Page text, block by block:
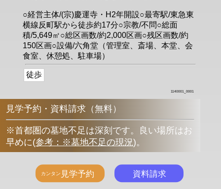
○経営主体/(宗)慶運寺・H2年開設○最寄駅/東急東
横線反町駅から徒歩約17分○宗教/不問○総面
積/5,649㎡○総区画数/約2,000区画○残区画数/約
150区画○設備/六角堂（管理室、斎場、本堂、会
食室、休憩処、駐車場）
徒歩
1140001_0001
見学予約・資料請求（無料）
※首都圏の墓地不足は深刻です。良い場所はお
早めに(参考：※墓地不足の現況)。